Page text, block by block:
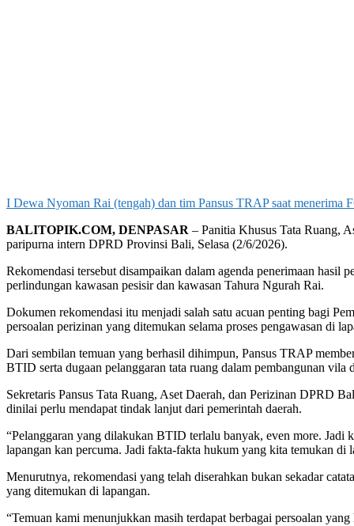
I Dewa Nyoman Rai (tengah) dan tim Pansus TRAP saat
BALITOPIK.COM, DENPASAR – Panitia Khusus Tata Ruang,
paripurna intern DPRD Provinsi Bali, Selasa (2/6/2026).
Rekomendasi tersebut disampaikan dalam agenda penerimaan
perlindungan kawasan pesisir dan kawasan Tahura Ngurah Rai.
Dokumen rekomendasi itu menjadi salah satu acuan penting bagi
persoalan perizinan yang ditemukan selama proses pengawasan di
Dari sembilan temuan yang berhasil dihimpun, Pansus TRAP
BTID serta dugaan pelanggaran tata ruang dalam pembangunan
Sekretaris Pansus Tata Ruang, Aset Daerah, dan Perizinan DPRD
dinilai perlu mendapat tindak lanjut dari pemerintah daerah.
“Pelanggaran yang dilakukan BTID terlalu banyak, even more. Jadi
lapangan kan percuma. Jadi fakta-fakta hukum yang kita temukan di
Menurutnya, rekomendasi yang telah diserahkan bukan sekadar
yang ditemukan di lapangan.
“Temuan kami menunjukkan masih terdapat berbagai persoalan